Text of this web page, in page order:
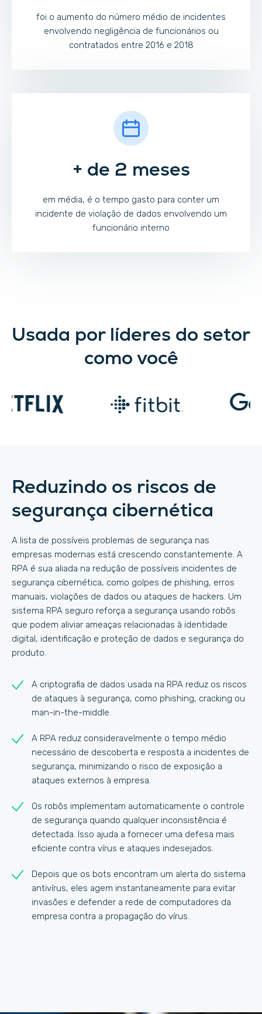
foi o aumento do número médio de incidentes
envolvendo negligência de funcionários ou
contratados entre 2016 e 2018
+ de 2 meses
em média, é o tempo gasto para conter um
incidente de violação de dados envolvendo um
funcionário interno
Usada por líderes do setor
como você
Reduzindo os riscos de
segurança cibernética
A lista de possíveis problemas de segurança nas
empresas modernas está crescendo constantemente. A
RPA é sua aliada na redução de possíveis incidentes de
segurança cibernética, como golpes de phishing, erros
manuais, violações de dados ou ataques de hackers. Um
sistema RPA seguro reforça a segurança usando robôs
que podem aliviar ameaças relacionadas à identidade
digital, identificação e proteção de dados e segurança do
produto.
A criptografia de dados usada na RPA reduz os riscos
de ataques à segurança, como phishing, cracking ou
man-in-the-middle.
A RPA reduz consideravelmente o tempo médio
necessário de descoberta e resposta a incidentes de
segurança, minimizando o risco de exposição a
ataques externos à empresa.
Os robôs implementam automaticamente o controle
de segurança quando qualquer inconsistência é
detectada. Isso ajuda a fornecer uma defesa mais
eficiente contra vírus e ataques indesejados.
Depois que os bots encontram um alerta do sistema
antivírus, eles agem instantaneamente para evitar
invasões e defender a rede de computadores da
empresa contra a propagação do vírus.